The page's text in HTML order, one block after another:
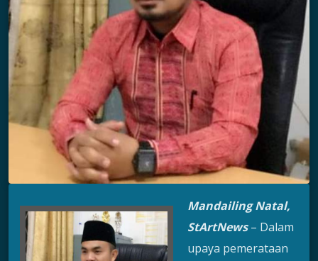
Mandailing Natal,
StArtNews– Dalam
upaya pemerataan